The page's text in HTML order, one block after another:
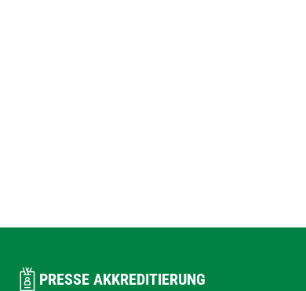
PRESSE AKKREDITIERUNG